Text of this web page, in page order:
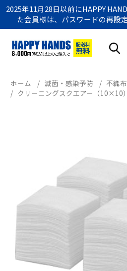
2025年11月28日以前にHAPPY
た会員様は、パスワードの再設
ホーム / 滅菌・感染予防 / 不織
/ クリーニングスクエアー（10×10）